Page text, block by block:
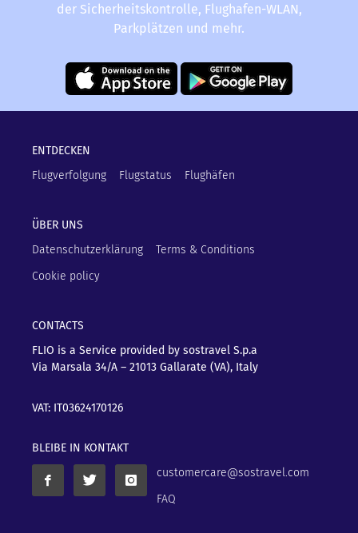
der Sicherheitskontrolle, Flughafen-WLAN,
Parkplätzen und mehr.
ENTDECKEN
Flugverfolgung
Flugstatus Flughäfen
ÜBER UNS
Datenschutzerklärung
Terms & Conditions
Cookie policy
CONTACTS
FLIO is a Service provided by sostravel S.p.a
Via Marsala 34/A – 21013 Gallarate (VA), Italy
VAT: IT03624170126
BLEIBE IN KONTAKT
customercare@sostravel.com
FAQ